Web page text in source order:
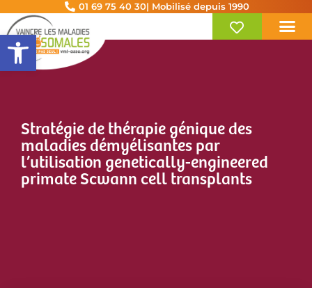
Ouvrir la barre d’outils
01 69 75 40 30| Mobilisé depuis 1990
Stratégie de thérapie génique des
maladies démyélisantes par
l’utilisation genetically-engineered
primate Scwann cell transplants